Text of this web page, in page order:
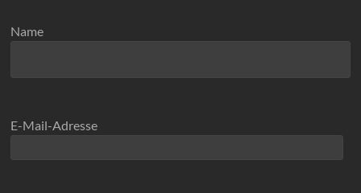
Name
E-Mail-Adresse